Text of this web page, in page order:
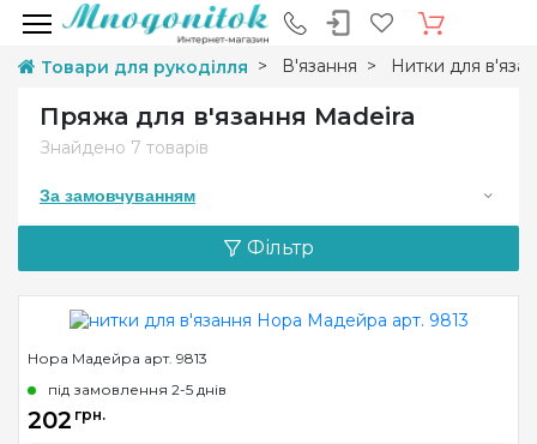
Товари для рукоділля В'язання Нитки для
Пряжа для в'язання Madeira
Знайдено 7 товарів
За замовчуванням
Фільтр
Нора Мадейра арт. 9813
під замовлення 2-5 днів
202 грн.